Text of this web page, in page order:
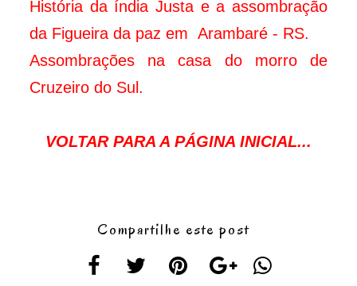
História da índia Justa e a assombração
da Figueira da paz em Arambaré - RS.
Assombrações na casa do morro de
Cruzeiro do Sul.
VOLTAR PARA A PÁGINA INICIAL...
Compartilhe este post